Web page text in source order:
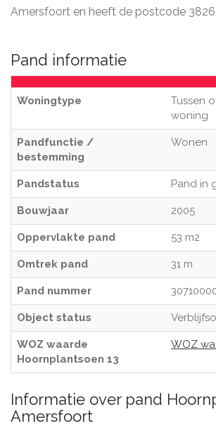
Amersfoort en heeft de postcode 3826
Pand informatie
Woningtype
Tussen
woning
Pandfunctie /
bestemming
Wonen
Pandstatus Pand in
Bouwjaar 2005
Oppervlakte pand 53 m2
Omtrek pand 31 m
Pand nummer
Object status
WOZ waarde
Hoornplantsoen 13
WOZ
Informatie over pand
Amersfoort